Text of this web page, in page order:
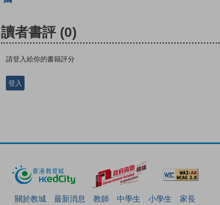
讀者書評 (0)
請登入給你的書籍評分
登入
關於教城 最新消息 教師 中學生 小學生
家長